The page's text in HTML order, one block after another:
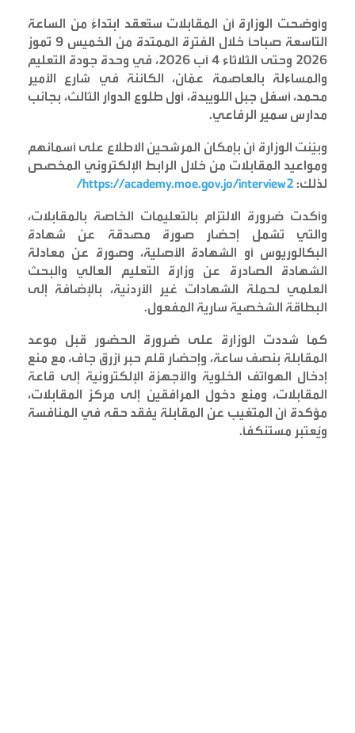
وأوضحت الوزارة أن المقابلات ستُعقد ابتداءً من الساعة
التاسعة صباحًا خلال الفترة الممتدة من الخميس 9 تموز
2026 وحتى الثلاثاء 4 آب 2026، في وحدة جودة التعليم
والمساءلة بالعاصمة عمّان، الكائنة في شارع الأمير
محمد، أسفل جبل اللويبدة، أول طلوع الدوار الثالث، بجانب
مدارس سمير الرفاعي.
وبيّنت الوزارة أن بإمكان المرشحين الاطلاع على أسمائهم
ومواعيد المقابلات من خلال الرابط الإلكتروني المخصص
لذلك:
https://academy.moe.gov.jo/interview2/
وأكدت ضرورة الالتزام بالتعليمات الخاصة بالمقابلات،
والتي تشمل إحضار صورة مصدقة عن شهادة
البكالوريوس أو الشهادة الأصلية، وصورة عن معادلة
الشهادة الصادرة عن وزارة التعليم العالي والبحث
العلمي لحملة الشهادات غير الأردنية، بالإضافة إلى
البطاقة الشخصية سارية المفعول.
كما شددت الوزارة على ضرورة الحضور قبل موعد
المقابلة بنصف ساعة، وإحضار قلم حبر أزرق جاف، مع منع
إدخال الهواتف الخلوية والأجهزة الإلكترونية إلى قاعة
المقابلات، ومنع دخول المرافقين إلى مركز المقابلات،
مؤكدة أن المتغيب عن المقابلة يفقد حقه في المنافسة
ويُعتبر مستنكفًا.